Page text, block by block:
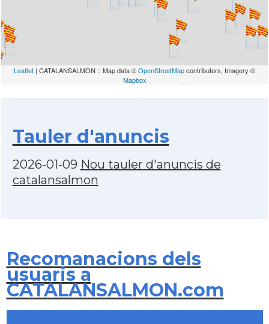
Leaflet | CATALANSALMON :: Map data ©OpenStreetMapcontributors, Imagery ©
Mapbox
Tauler d'anuncis
2026-01-09 Nou tauler d'anuncis de
catalansalmon
Recomanacions dels
usuaris a
CATALANSALMON.com